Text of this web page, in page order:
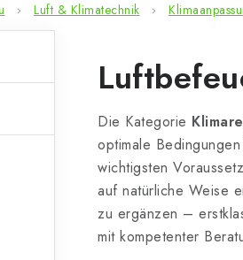
Luft & Klimatechnik
Die Kategorie
optimale
wichtigsten
auf natürliche Weise
zu ergänzen –
mit kompetenter